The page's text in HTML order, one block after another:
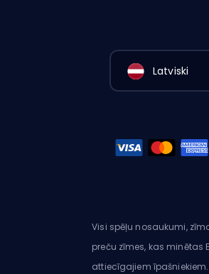
Latviski
Visi spēļu nosaukumi,
preču zīmes, kas minētas
attiecīgajiem